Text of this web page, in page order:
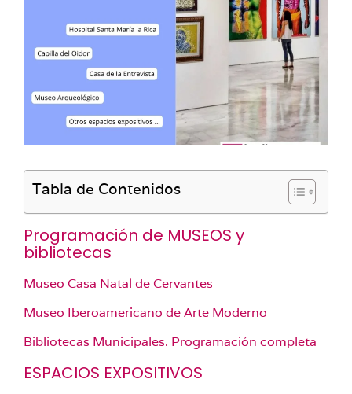
Tabla de Contenidos
Programación de MUSEOS y
bibliotecas
Museo Casa Natal de Cervantes
Museo Iberoamericano de Arte Moderno
Bibliotecas Municipales. Programación completa
ESPACIOS EXPOSITIVOS